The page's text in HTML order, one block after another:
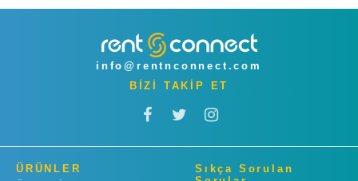
info@rentnconnect.com
BİZİ TAKİP ET
ÜRÜNLER
Sıkça Sorulan